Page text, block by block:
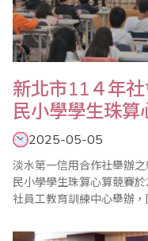
新北市11４年
民小學學生珠算
2025-05-05
淡水第一信用合作社舉辦
民小學學生珠算心算競賽